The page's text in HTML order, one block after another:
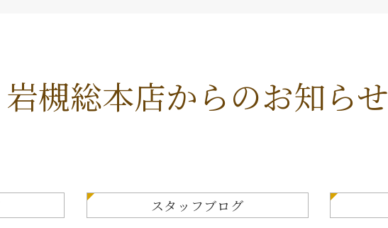
岩槻総本店からのお知らせ
スタッフブログ